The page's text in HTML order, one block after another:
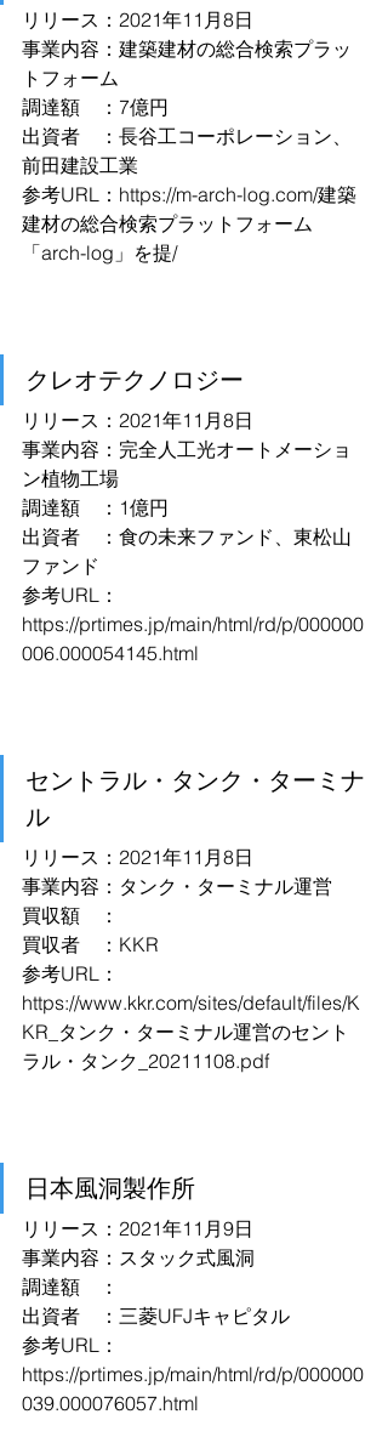
リリース：2021年11月8日
事業内容：建築建材の総合検索プラッ
トフォーム
調達額　：7億円
出資者　：長谷工コーポレーション、
前田建設工業
参考URL： https://m-arch-log.com/建築
建材の総合検索プラットフォーム
「arch-log」を提/
クレオテクノロジー
リリース：2021年11月8日
事業内容：完全人工光オートメーショ
ン植物工場
調達額　：1億円
出資者　：食の未来ファンド、東松山
ファンド
参考URL：
https://prtimes.jp/main/html/rd/p/000000
006.000054145.html
セントラル・タンク・ターミナ
ル
リリース：2021年11月8日
事業内容：タンク・ターミナル運営
買収額　：
買収者　：KKR
参考URL：
https://www.kkr.com/sites/default/files/K
KR_タンク・ターミナル運営のセント
ラル・タンク_20211108.pdf
日本風洞製作所
リリース：2021年11月9日
事業内容：スタック式風洞
調達額　：
出資者　：三菱UFJキャピタル
参考URL：
https://prtimes.jp/main/html/rd/p/000000
039.000076057.html